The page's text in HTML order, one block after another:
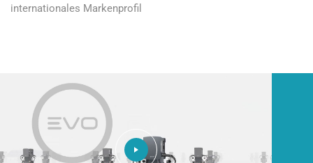
internationales Markenprofil